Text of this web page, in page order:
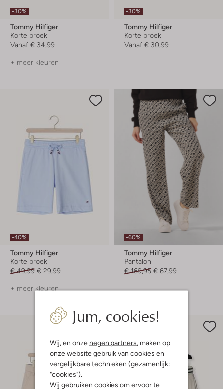
Jum, cookies!
Wij, en onze negen partners , maken op
onze website gebruik van cookies en
vergelijkbare technieken (gezamenlijk:
"cookies").
Wij gebruiken cookies om ervoor te
-30%
Tommy Hilfiger
Korte broek
Vanaf € 34,99
+ meer kleuren
-30%
Tommy Hilfiger
Korte broek
Vanaf € 30,99
-40%
Tommy Hilfiger
Korte broek
€ 49,99 € 29,99
+ meer kleuren
-60%
Tommy Hilfiger
Pantalon
€ 169,95 € 67,99